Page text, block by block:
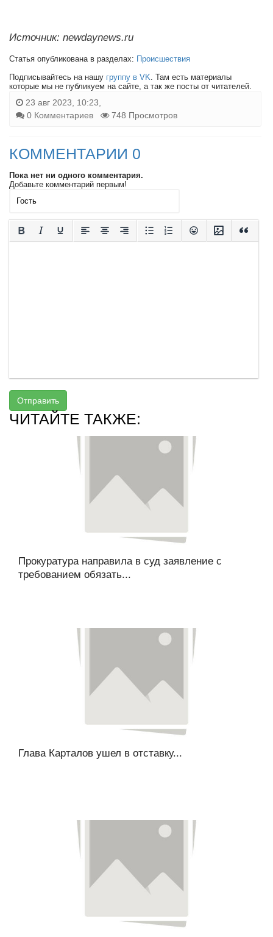
Источник: newdaynews.ru
Статья опубликована в разделах: Происшествия
Подписывайтесь на нашу группу в VK . Там есть материалы
которые мы не публикуем на сайте, а так же посты от читателей.
23 авг 2023, 10:23,
0 Комментариев
748 Просмотров
КОММЕНТАРИИ 0
Пока нет ни одного комментария.
Добавьте комментарий первым!
Отправить
ЧИТАЙТЕ ТАКЖЕ:
Прокуратура направила в суд заявление с
требованием обязать...
Глава Карталов ушел в отставку...